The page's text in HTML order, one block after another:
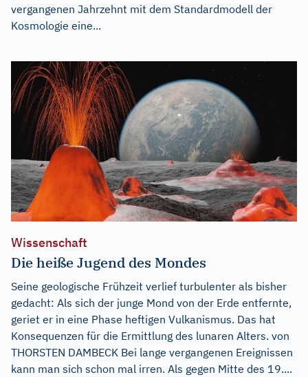
vergangenen Jahrzehnt mit dem Standardmodell der
Kosmologie eine...
Wissenschaft
Die heiße Jugend des Mondes
Seine geologische Frühzeit verlief turbulenter als bisher
gedacht: Als sich der junge Mond von der Erde entfernte,
geriet er in eine Phase heftigen Vulkanismus. Das hat
Konsequenzen für die Ermittlung des lunaren Alters. von
THORSTEN DAMBECK Bei lange vergangenen Ereignissen
kann man sich schon mal irren. Als gegen Mitte des 19....